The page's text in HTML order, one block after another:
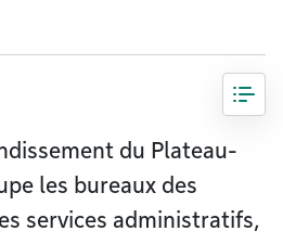
du Plateau-
les bureaux des
services administratifs,